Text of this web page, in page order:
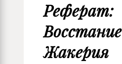
Реферат:
Восстание
Жакерия